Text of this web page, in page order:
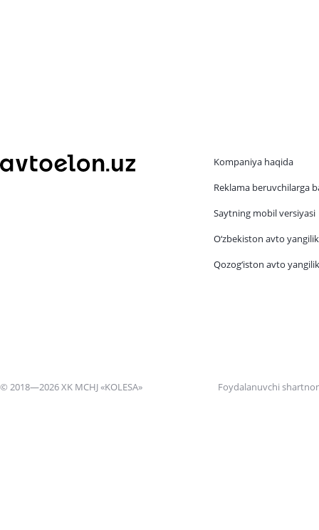
Kompaniya haqida
Reklama beruvchilarga
Saytning mobil versiyasi
O‘zbekiston avto
Qozog‘iston avto
© 2018—2026 XK MCHJ «KOLESA» Foydalanuvchi